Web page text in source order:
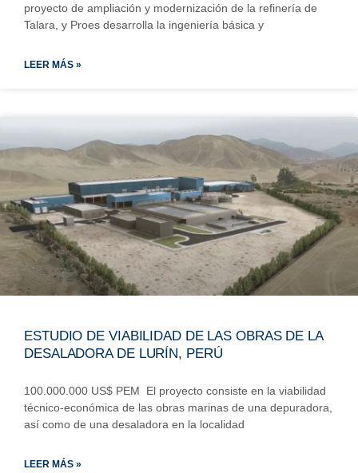
proyecto de ampliación y modernización de la refinería de
Talara, y Proes desarrolla la ingeniería básica y
LEER MÁS »
ESTUDIO DE VIABILIDAD DE LAS OBRAS DE LA
DESALADORA DE LURÍN, PERÚ
100.000.000 US$ PEM El proyecto consiste en la viabilidad
técnico-económica de las obras marinas de una depuradora,
así como de una desaladora en la localidad
LEER MÁS »